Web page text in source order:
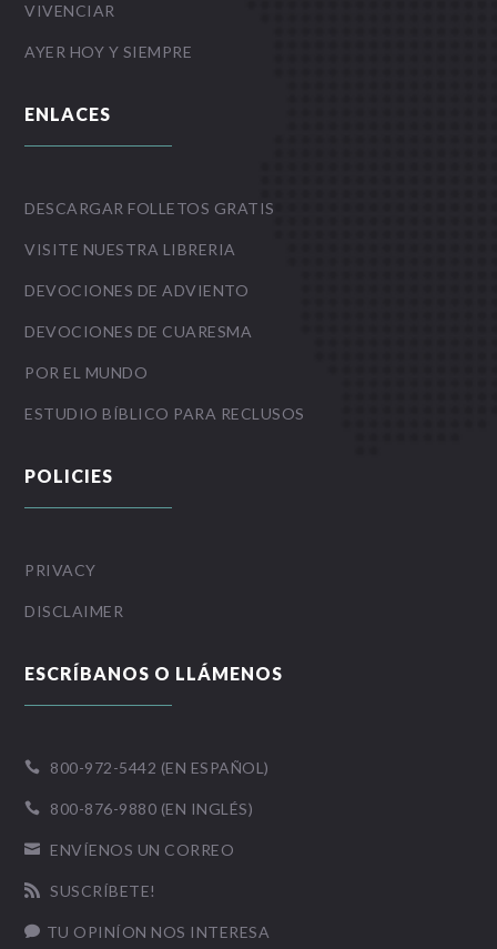
VIVENCIAR
AYER HOY Y SIEMPRE
ENLACES
DESCARGAR FOLLETOS GRATIS
VISITE NUESTRA LIBRERIA
DEVOCIONES DE ADVIENTO
DEVOCIONES DE CUARESMA
POR EL MUNDO
ESTUDIO BÍBLICO PARA RECLUSOS
POLICIES
PRIVACY
DISCLAIMER
ESCRÍBANOS O LLÁMENOS
 800-972-5442 (EN ESPAÑOL)
 800-876-9880 (EN INGLÉS)
 ENVÍENOS UN CORREO
 SUSCRÍBETE!
 TU OPINÍON NOS INTERESA